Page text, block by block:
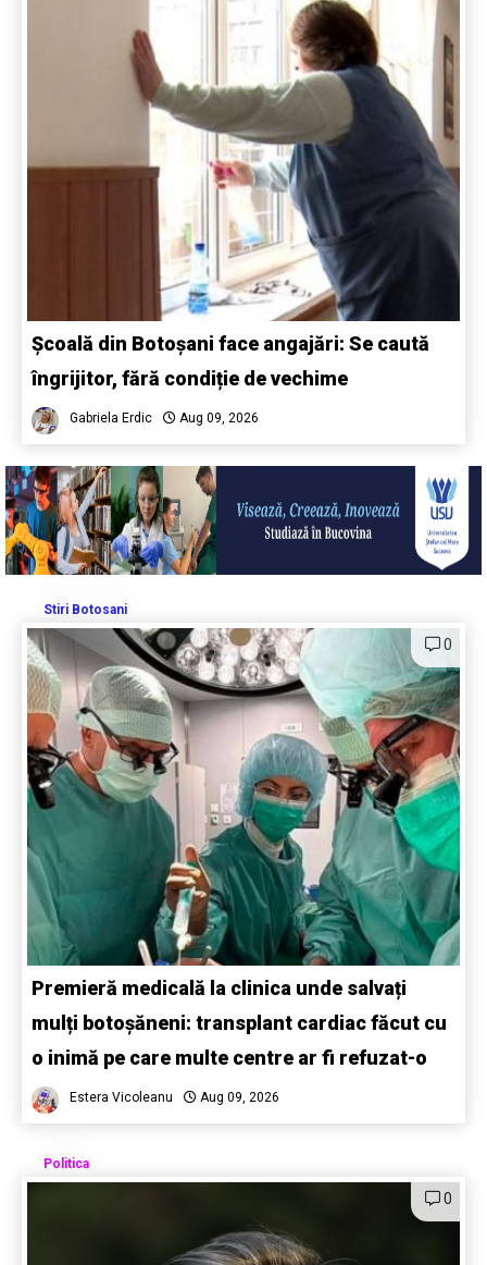
Școală din Botoșani face angajări: Se caută
îngrijitor, fără condiție de vechime
Gabriela Erdic Aug 09, 2026
Stiri Botosani
0
Premieră medicală la clinica unde salvați
mulți botoșăneni: transplant cardiac făcut cu
o inimă pe care multe centre ar fi refuzat-o
Estera Vicoleanu Aug 09, 2026
Politica
0